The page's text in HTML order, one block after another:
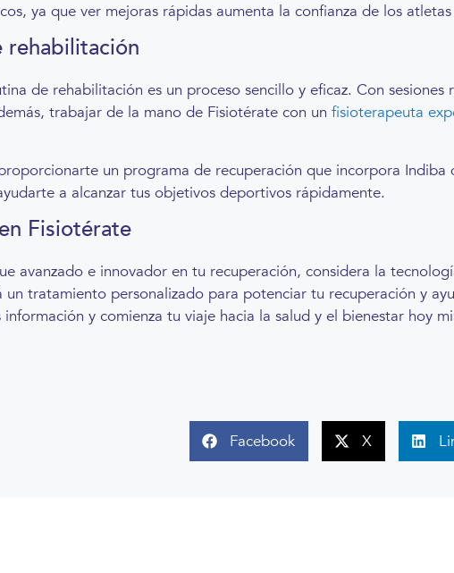
ya que ver mejoras rápidas aumenta la confianza de los
de rehabilitación es un proceso sencillo y eficaz. Con sesiones
trabajar de la mano de Fisiotérate con un fisioterapeuta
un programa de recuperación que incorpora
a alcanzar tus objetivos deportivos rápidamente.
Fisiotérate
avanzado e innovador en tu recuperación, considera la
tratamiento personalizado para potenciar tu recuperación y
información y comienza tu viaje hacia la salud y el bienestar hoy
Facebook X